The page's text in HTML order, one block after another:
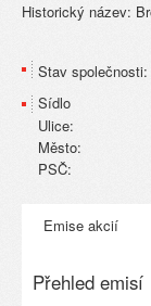
Historický název:
Stav společnosti:
Sídlo
Ulice:
Město:
PSČ:
Emise akcií
Přehled emisí